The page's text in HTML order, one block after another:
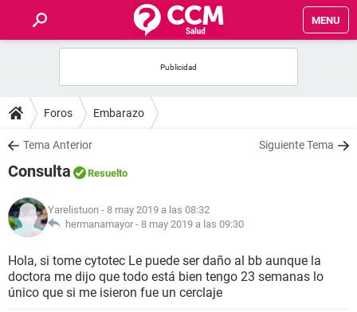
MENU
FOROS
SALUD
NUTRICIÓN
BIENESTAR
Foros Embarazo
Tema Anterior Siguiente Tema
Consulta Resuelto
Yarelistuon - 8 may 2019 a las 08:32
hermanamayor - 8 may 2019 a las 09:30
Hola, si tome cytotec Le puede ser daño al bb aunque la
doctora me dijo que todo está bien tengo 23 semanas lo
único que si me isieron fue un cerclaje